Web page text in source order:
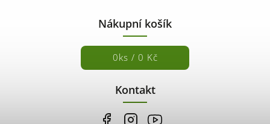
Nákupní košík
0ks / 0 Kč
Kontakt